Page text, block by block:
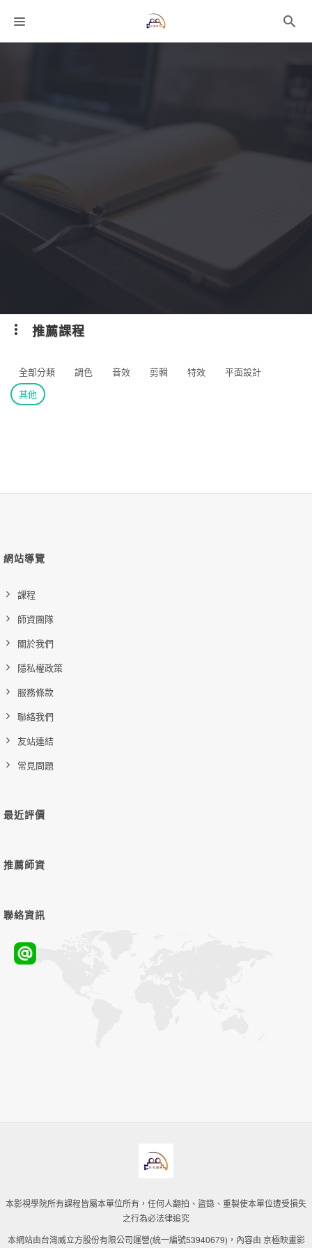
折扣碼
推薦課程
全部分類 調色 音效 剪輯 特效
平面設計
其他
網站導覽
課程
師資團隊
關於我們
隱私權政策
服務條款
聯絡我們
友站連結
常見問題
最近評價
推薦師資
聯絡資訊
本影視學院所有課程皆屬本單位所有，任何人翻拍、盜錄、重製使本單位遭受損失
之行為必法律追究
本網站由台灣威立方股份有限公司運營(統一編號53940679)，內容由 京極映畫影